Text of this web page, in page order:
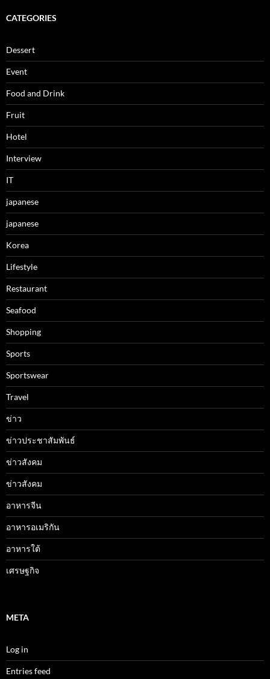
CATEGORIES
Dessert
Event
Food and Drink
Fruit
Hotel
Interview
IT
japanese
japanese
Korea
Lifestyle
Restaurant
Seafood
Shopping
Sports
Sportswear
Travel
ข่าว
ข่าวประชาสัมพันธ์
ข่าวสังคม
ข่าวสังคม
อาหารจีน
อาหารอเมริกัน
อาหารใต้
เศรษฐกิจ
META
Log in
Entries feed